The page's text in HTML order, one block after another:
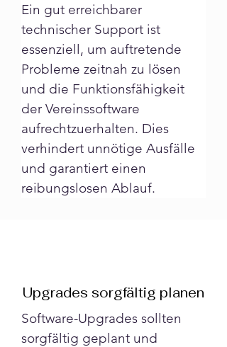
Ein gut erreichbarer
technischer Support ist
essenziell, um auftretende
Probleme zeitnah zu lösen
und die Funktionsfähigkeit
der Vereinssoftware
aufrechtzuerhalten. Dies
verhindert unnötige Ausfälle
und garantiert einen
reibungslosen Ablauf.
Upgrades sorgfältig planen
Software-Upgrades sollten
sorgfältig geplant und